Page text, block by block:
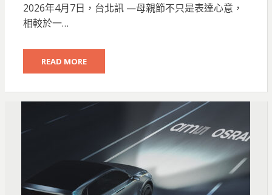
2026年4月7日，台北訊 —母親節不只是表達心意，
相較於一…
READ MORE